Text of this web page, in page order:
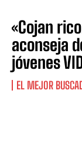
«Cojan
aconseja
jóvenes
EL MEJOR